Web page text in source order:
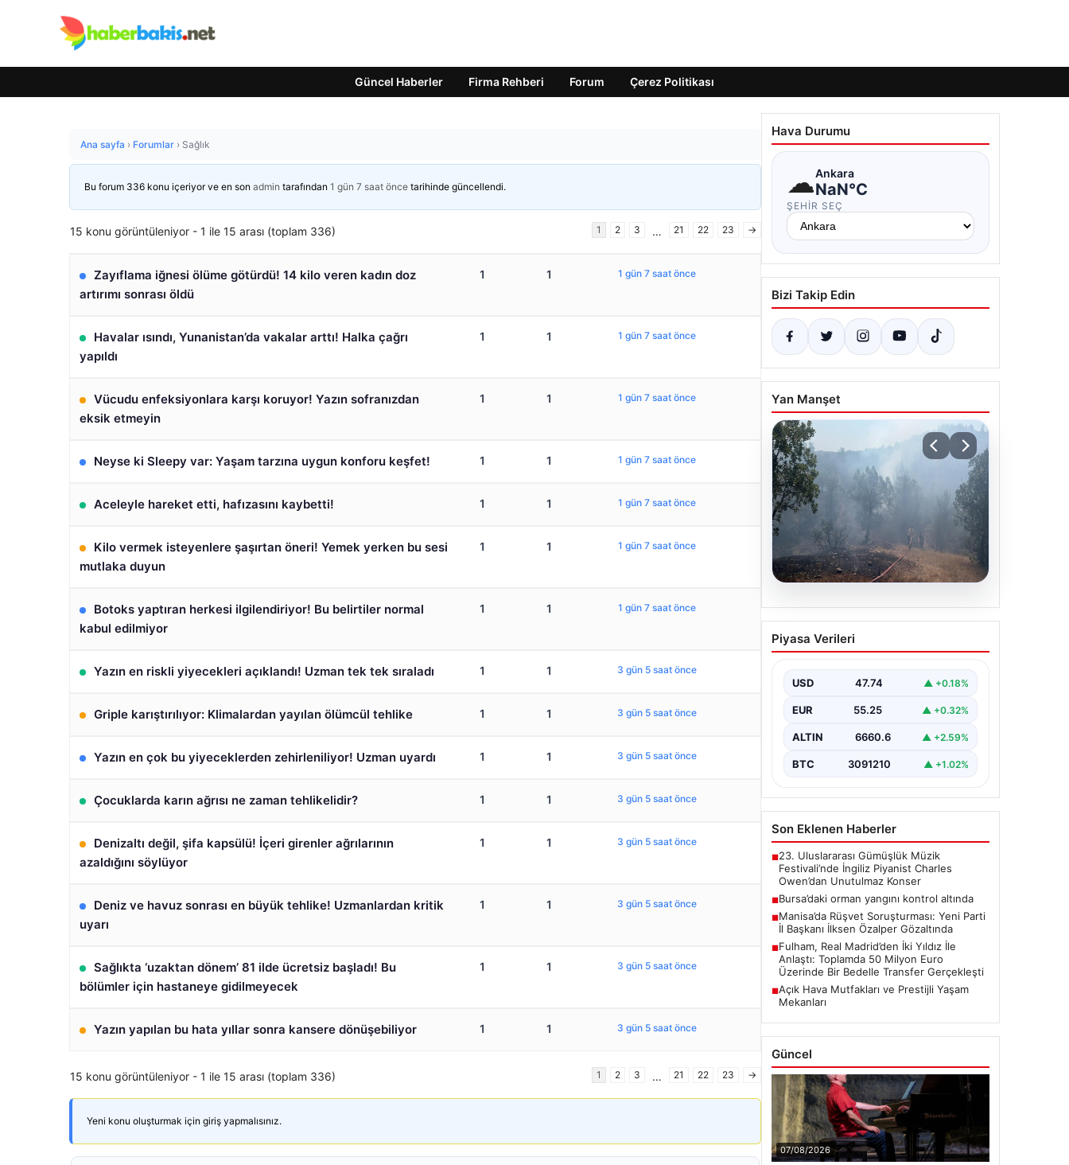
Güncel Haberler Firma Rehberi Forum Çerez Politikası
Ana sayfa › Forumlar › Sağlık
Bu forum 336 konu içeriyor ve en son admin tarafından 1 gün 7 saat önce tarihinde güncellendi.
15 konu görüntüleniyor - 1 ile 15 arası (toplam 336) 1 2 3 … 21 22 23 →
Zayıflama iğnesi ölüme götürdü! 14 kilo veren kadın doz
artırımı sonrası öldü
1 1 1 gün 7 saat önce
Havalar ısındı, Yunanistan’da vakalar arttı! Halka çağrı
yapıldı
1 1 1 gün 7 saat önce
Vücudu enfeksiyonlara karşı koruyor! Yazın sofranızdan
eksik etmeyin
1 1 1 gün 7 saat önce
Neyse ki Sleepy var: Yaşam tarzına uygun konforu keşfet! 1 1 1 gün 7 saat önce
Aceleyle hareket etti, hafızasını kaybetti! 1 1 1 gün 7 saat önce
Kilo vermek isteyenlere şaşırtan öneri! Yemek yerken bu sesi
mutlaka duyun
1 1 1 gün 7 saat önce
Botoks yaptıran herkesi ilgilendiriyor! Bu belirtiler normal
kabul edilmiyor
1 1 1 gün 7 saat önce
Yazın en riskli yiyecekleri açıklandı! Uzman tek tek sıraladı 1 1 3 gün 5 saat önce
Griple karıştırılıyor: Klimalardan yayılan ölümcül tehlike 1 1 3 gün 5 saat önce
Yazın en çok bu yiyeceklerden zehirleniliyor! Uzman uyardı 1 1 3 gün 5 saat önce
Çocuklarda karın ağrısı ne zaman tehlikelidir? 1 1 3 gün 5 saat önce
Denizaltı değil, şifa kapsülü! İçeri girenler ağrılarının
azaldığını söylüyor
1 1 3 gün 5 saat önce
Deniz ve havuz sonrası en büyük tehlike! Uzmanlardan kritik
uyarı
1 1 3 gün 5 saat önce
Sağlıkta ‘uzaktan dönem’ 81 ilde ücretsiz başladı! Bu
bölümler için hastaneye gidilmeyecek
1 1 3 gün 5 saat önce
Yazın yapılan bu hata yıllar sonra kansere dönüşebiliyor 1 1 3 gün 5 saat önce
15 konu görüntüleniyor - 1 ile 15 arası (toplam 336) 1 2 3 … 21 22 23 →
Yeni konu oluşturmak için giriş yapmalısınız.
Hava Durumu
☁Ankara
NaN°C
ŞEHIR SEÇ
Bizi Takip Edin
Yan Manşet
06.08.2026
Bursa’daki orman yangını
kontrol altında
Piyasa Verileri
USD 47.74 ▲ +0.18%
EUR 55.25 ▲ +0.32%
ALTIN 6660.6 ▲ +2.59%
BTC 3091210 ▲ +1.02%
Son Eklenen Haberler
■23. Uluslararası Gümüşlük Müzik
Festivali’nde İngiliz Piyanist Charles
Owen’dan Unutulmaz Konser
■Bursa’daki orman yangını kontrol altında
■Manisa’da Rüşvet Soruşturması: Yeni Parti
İl Başkanı İlksen Özalper Gözaltında
■Fulham, Real Madrid’den İki Yıldız İle
Anlaştı: Toplamda 50 Milyon Euro
Üzerinde Bir Bedelle Transfer Gerçekleşti
■Açık Hava Mutfakları ve Prestijli Yaşam
Mekanları
Güncel
07/08/2026